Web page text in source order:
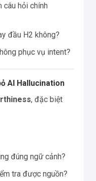
câu hỏi chính
đầu H2 không?
phục vụ intent?
AI Hallucination
, đặc biệt
đúng ngữ cảnh?
tra được nguồn?